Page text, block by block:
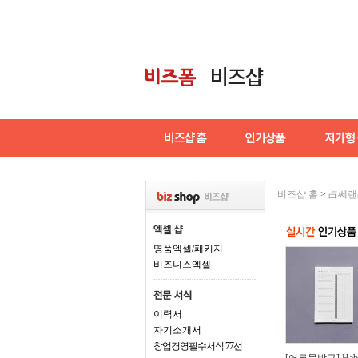
명품엑셀/패키지
비즈니스엑셀
이력서
자기소개서
창업경영필수서식 77선
비즈샵 홈 > 占쎄